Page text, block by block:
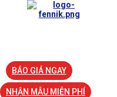
BÁO GIÁ NGAY
NHẬN MẪU MIỄN PHÍ